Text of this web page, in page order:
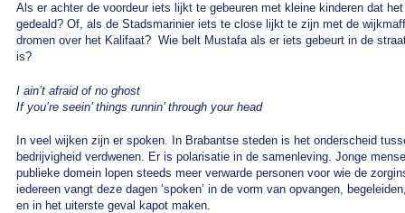
Als er achter de voordeur iets lijkt te gebeuren met kleine kinderen dat
gedeald? Of, als de Stadsmarinier iets te close lijkt te zijn met de
dromen over het Kalifaat? Wie belt Mustafa als er iets gebeurt in de
is?
I ain’t afraid of no ghost
If you’re seein’ things runnin’ through your head
In veel wijken zijn er spoken. In Brabantse steden is het onderscheid
bedrijvigheid verdwenen. Er is polarisatie in de samenleving. Jonge
publieke domein lopen steeds meer verwarde personen voor wie de
iedereen vangt deze dagen ‘spoken’ in de vorm van opvangen,
en in het uiterste geval kapot maken.